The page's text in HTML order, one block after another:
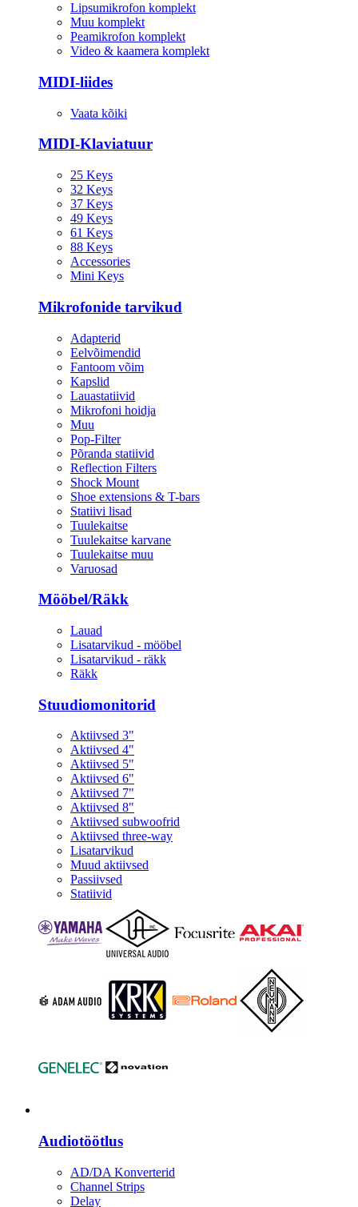
Lipsumikrofon komplekt
Muu komplekt
Peamikrofon komplekt
Video & kaamera komplekt
MIDI-liides
Vaata kõiki
MIDI-Klaviatuur
25 Keys
32 Keys
37 Keys
49 Keys
61 Keys
88 Keys
Accessories
Mini Keys
Mikrofonide tarvikud
Adapterid
Eelvõimendid
Fantoom võim
Kapslid
Lauastatiivid
Mikrofoni hoidja
Muu
Pop-Filter
Põranda statiivid
Reflection Filters
Shock Mount
Shoe extensions & T-bars
Statiivi lisad
Tuulekaitse
Tuulekaitse karvane
Tuulekaitse muu
Varuosad
Mööbel/Räkk
Lauad
Lisatarvikud - mööbel
Lisatarvikud - räkk
Räkk
Stuudiomonitorid
Aktiivsed 3"
Aktiivsed 4"
Aktiivsed 5"
Aktiivsed 6"
Aktiivsed 7"
Aktiivsed 8"
Aktiivsed subwoofrid
Aktiivsed three-way
Lisatarvikud
Muud aktiivsed
Passiivsed
Statiivid
Audiotöötlus
AD/DA Konverterid
Channel Strips
Delay